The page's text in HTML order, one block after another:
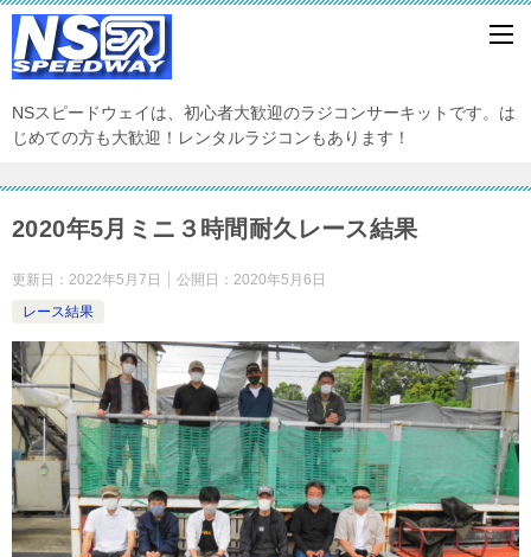
NSスピードウェイは、初心者大歓迎のラジコンサーキットです。は
じめての方も大歓迎！レンタルラジコンもあります！
2020年5月ミニ３時間耐久レース結果
更新日： 2022年5月7日 公開日： 2020年5月6日
レース結果